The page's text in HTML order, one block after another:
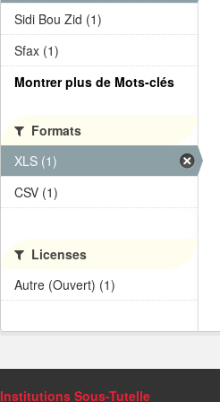
Sidi Bou Zid (1)
Sfax (1)
Montrer plus de Mots-clés
Formats
XLS (1)
CSV (1)
Licenses
Autre (Ouvert) (1)
Institutions Sous-Tutelle